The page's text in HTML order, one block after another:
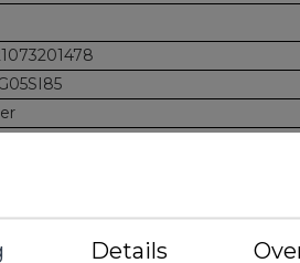
zacht
heerlijk gladDetails